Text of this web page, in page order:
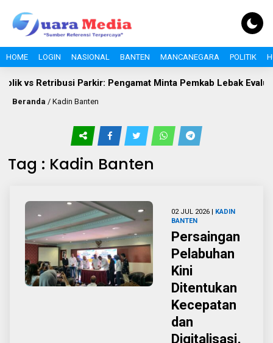
HOME LOGIN NASIONAL BANTEN MANCANEGARA POLITIK
Retribusi Parkir: Pengamat Minta Pemkab Lebak Evaluasi
Beranda / Kadin Banten
Tag : Kadin Banten
02 JUL 2026 | KADIN
BANTEN
Persaingan
Pelabuhan
Kini
Ditentukan
Kecepatan
dan
Digitalisasi,